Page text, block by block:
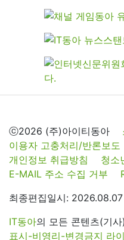
ⓒ2026 (주)아이티동아
이용자 고충처리/반론보도
개인정보 취급방침
청소
E-MAIL 주소 수집 거부
최종편집일시: 2026.08.07
IT동아의 모든 콘텐츠(기
표시-비영리-변경금지 라